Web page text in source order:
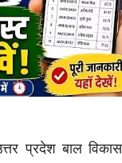
प्रदेश बाल विकास